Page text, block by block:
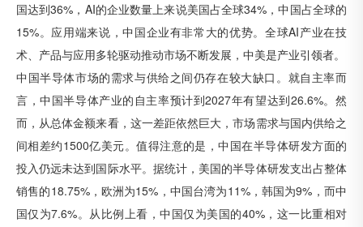
国达到36%，AI的企业数量上来说美国占全球34%，中国占全球的
15%。应用端来说，中国企业有非常大的优势。全球AI产业在技
术、产品与应用多轮驱动推动市场不断发展，中美是产业引领者。
中国半导体市场的需求与供给之间仍存在较大缺口。就自主率而
言，中国半导体产业的自主率预计到2027年有望达到26.6%。然
而，从总体金额来看，这一差距依然巨大，市场需求与国内供给之
间相差约1500亿美元。值得注意的是，中国在半导体研发方面的
投入仍远未达到国际水平。据统计，美国的半导体研发支出占整体
销售的18.75%，欧洲为15%，中国台湾为11%，韩国为9%，而中
国仅为7.6%。从比例上看，中国仅为美国的40%，这一比重相对